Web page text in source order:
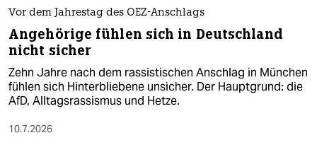
Vor dem Jahrestag des OEZ-Anschlags
Angehörige fühlen sich in Deutschland
nicht sicher
Zehn Jahre nach dem rassistischen Anschlag in München
fühlen sich Hinterbliebene unsicher. Der Hauptgrund: die
AfD, Alltagsrassismus und Hetze.
10.7.2026